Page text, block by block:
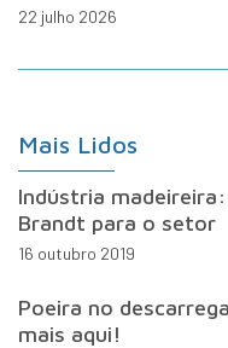
22 julho 2026
Mais Lidos
Indústria
Brandt para o setor
16 outubro 2019
Poeira no
mais aqui!